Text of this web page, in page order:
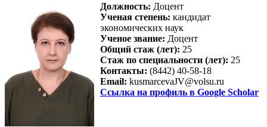
Должность: Доцент
Ученая степень: кандидат
экономических наук
Ученое звание: Доцент
Общий стаж (лет): 25
Стаж по специальности (лет): 25
Контакты: (8442) 40-58-18
Email: kusmarcevaJV@volsu.ru
Ссылка на профиль в Google Scholar